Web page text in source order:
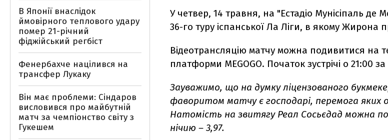
У четвер, 14 травня, на "Естадіо Мунісіпаль де
36-го туру іспанської Ла Ліги, в якому Жирона
Відеотрансляцію матчу можна подивитися на
платформи MEGOGO. Початок зустрічі о 21:00
Зауважимо, що на думку ліцензованого
фаворитом матчу є господарі, перемога яких
Натомість на звитягу Реал Сосьєдад можна
нічию – 3,97.
В Японії внаслідок
ймовірного теплового удару
помер 21-річний
фіджійський регбіст
Фенербахче націлився на
трансфер Лукаку
Він має проблеми: Сіндаров
висловився про майбутній
матч за чемпіонство світу з
Гукешем